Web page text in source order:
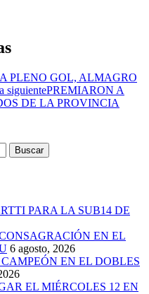
PLENO GOL, ALMAGRO
siguientePREMIARON A
DE LA PROVINCIA
PARA LA SUB14 DE
EN EL
6 agosto, 2026
EN EL DOBLES
EL MIÉRCOLES 12 EN